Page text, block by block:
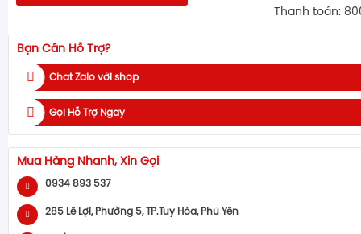
Thanh toán:
Bạn Cần Hỗ Trợ?
Chat Zalo với shop
Gọi Hỗ Trợ Ngay
Mua Hàng Nhanh, Xin Gọi
0934 893 537
285 Lê Lợi, Phường 5, TP.Tuy Hòa, Phú Yên